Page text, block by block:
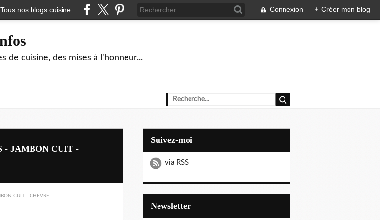
Tous nos blogs cuisine Connexion + Créer mon blog
de cuisine, des mises à l'honneur...
- JAMBON CUIT -
Suivez-moi
via RSS
Newsletter